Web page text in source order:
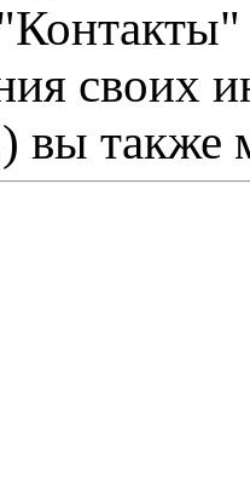
своих
вы также